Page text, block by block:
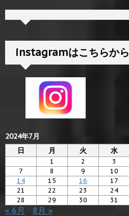
instagramはこちらから
2024年7月
日
月 火 水
1 2 3
7
8 9 10
14
15 16 17
21
22 23 24
28
29 30 31
« 6月 8月 »